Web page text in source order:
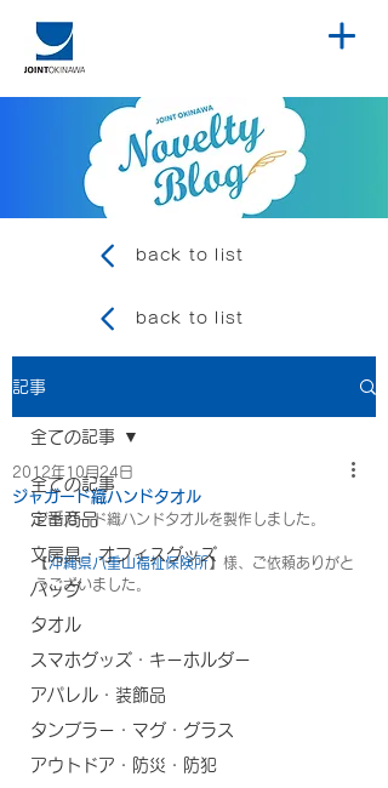
back to list
back to list
記事
全ての記事
定番商品
文房具・オフィスグッズ
バッグ
タオル
スマホグッズ・キーホルダー
アパレル・装飾品
タンブラー・マグ・グラス
アウトドア・防災・防犯
全ての記事
ジャガード織ハンドタオル
2012年10月24日
ジャガード織ハンドタオルを製作しました。
【沖縄県八重山福祉保険所】様、ご依頼ありがと
うございました。